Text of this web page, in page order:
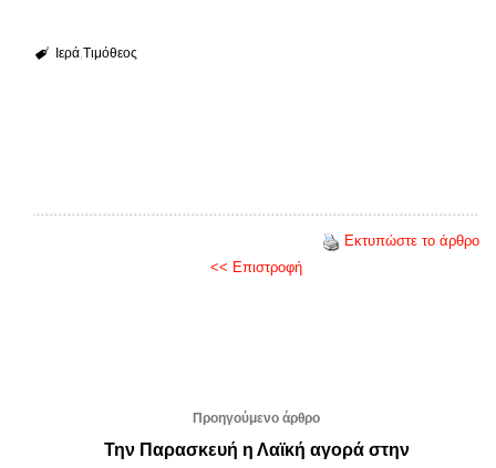
Ιερά Τιμόθεος
Εκτυπώστε το άρθρο
<< Επιστροφή
Προηγούμενο άρθρο
Την Παρασκευή η Λαϊκή αγορά στην